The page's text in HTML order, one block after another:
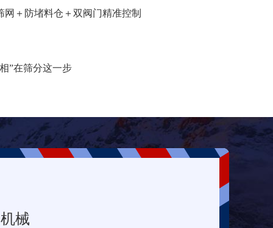
＋防堵料仓＋双阀门精准控制
”在筛分这一步
械